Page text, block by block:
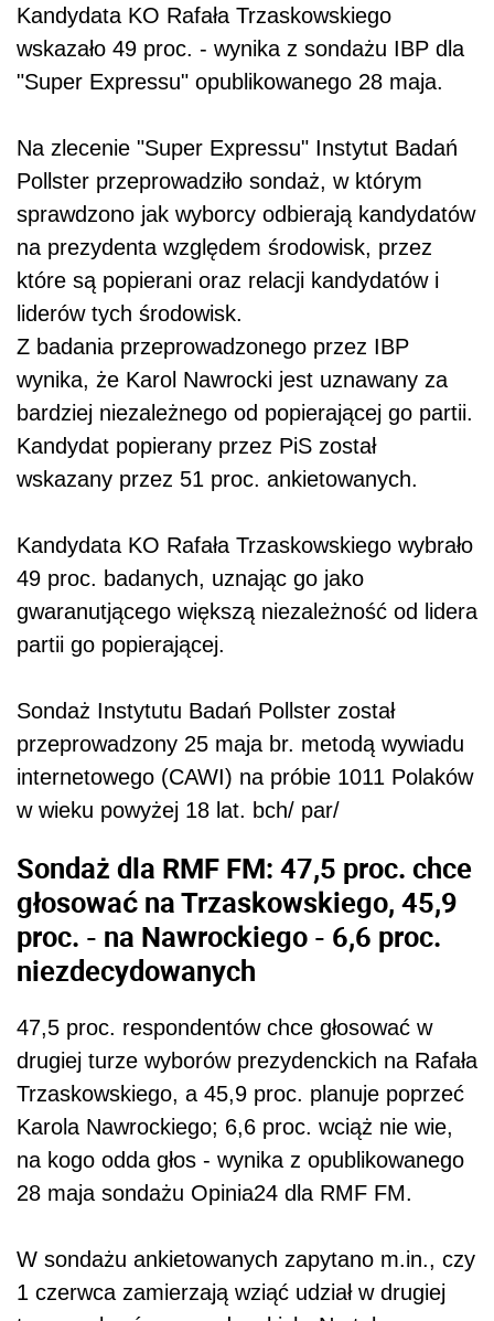
Kandydata KO Rafała Trzaskowskiego
wskazało 49 proc. - wynika z sondażu IBP dla
"Super Expressu" opublikowanego 28 maja.
Na zlecenie "Super Expressu" Instytut Badań
Pollster przeprowadziło sondaż, w którym
sprawdzono jak wyborcy odbierają kandydatów
na prezydenta względem środowisk, przez
które są popierani oraz relacji kandydatów i
liderów tych środowisk.
Z badania przeprowadzonego przez IBP
wynika, że Karol Nawrocki jest uznawany za
bardziej niezależnego od popierającej go partii.
Kandydat popierany przez PiS został
wskazany przez 51 proc. ankietowanych.
Kandydata KO Rafała Trzaskowskiego wybrało
49 proc. badanych, uznając go jako
gwaranutjącego większą niezależność od lidera
partii go popierającej.
Sondaż Instytutu Badań Pollster został
przeprowadzony 25 maja br. metodą wywiadu
internetowego (CAWI) na próbie 1011 Polaków
w wieku powyżej 18 lat. bch/ par/
Sondaż dla RMF FM: 47,5 proc. chce
głosować na Trzaskowskiego, 45,9
proc. - na Nawrockiego - 6,6 proc.
niezdecydowanych
47,5 proc. respondentów chce głosować w
drugiej turze wyborów prezydenckich na Rafała
Trzaskowskiego, a 45,9 proc. planuje poprzeć
Karola Nawrockiego; 6,6 proc. wciąż nie wie,
na kogo odda głos - wynika z opublikowanego
28 maja sondażu Opinia24 dla RMF FM.
W sondażu ankietowanych zapytano m.in., czy
1 czerwca zamierzają wziąć udział w drugiej